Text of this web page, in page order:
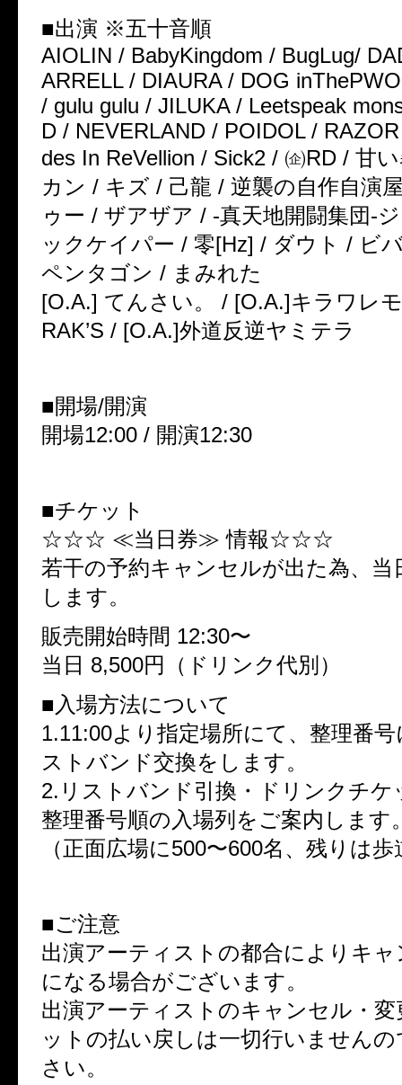
■出演 ※五十音順
AIOLIN / BabyKingdom / BugLug/
ARRELL / DIAURA / DOG
/ gulu gulu / JILUKA / Leetspeak
D / NEVERLAND / POIDOL /
des In ReVellion / Sick2 / ㈽RD / 甘
カン / キズ / 己龍 / 逆襲の自作自演
ゥー / ザアザア / -真天地開闘集団-
ックケイパー / 零[Hz] / ダウト / ビ
ペンタゴン / まみれた
[O.A.] てんさい。 / [O.A.]キラワレ
RAK’S / [O.A.]外道反逆ヤミテラ
■開場/開演
開場12:00 / 開演12:30
■チケット
☆☆☆ ≪当日券≫ 情報☆☆☆
若干の予約キャンセルが出た為、当
します。
販売開始時間 12:30〜
当日 8,500円（ドリンク代別）
■入場方法について
1.11:00より指定場所にて、整理番
ストバンド交換をします。
2.リストバンド引換・ドリンクチケ
整理番号順の入場列をご案内します
（正面広場に500〜600名、残りは
■ご注意
出演アーティストの都合によりキ
になる場合がございます。
出演アーティストのキャンセル・
ットの払い戻しは一切行いません
さい。